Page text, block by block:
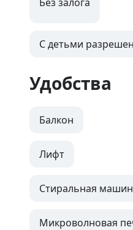
С детьми
Удобства
Балкон
Лифт
Стиральная
Микроволновая